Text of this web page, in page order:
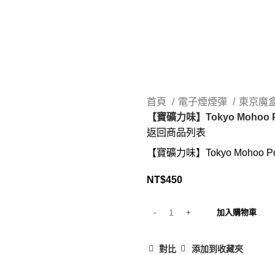
首頁 電子煙煙彈
東京魔
【寶礦力味】Tokyo
返回商品列表
【寶礦力味】Tokyo Mohoo
NT$450
加入購物車
對比 添加到收藏夾